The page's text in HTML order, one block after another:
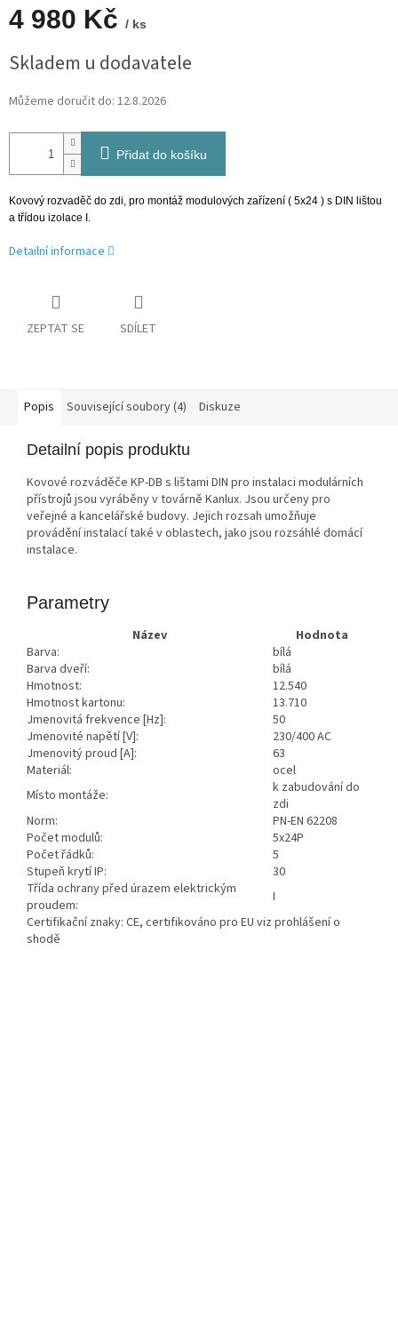
4 980 Kč / ks
cena:
Skladem u dodavatele
Můžeme doručit do: 12.8.2026
Přidat do košíku
Kovový rozvaděč do zdi, pro montáž modulových zařízení ( 5x24 ) s DIN lištou
a třídou izolace I.
Detailní informace
ZEPTAT SE SDÍLET
Popis Související soubory (4) Diskuze
Detailní popis produktu
Kovové rozváděče KP-DB s lištami DIN pro instalaci modulárních
přístrojů jsou vyráběny v továrně Kanlux. Jsou určeny pro
veřejné a kancelářské budovy. Jejich rozsah umožňuje
provádění instalací také v oblastech, jako jsou rozsáhlé domácí
instalace.
Parametry
Název
Hodnota
Barva:
bílá
Barva dveří:
bílá
Hmotnost:
12.540
Hmotnost kartonu:
13.710
Jmenovitá frekvence [Hz]:
50
Jmenovité napětí [V]:
230/400 AC
Jmenovitý proud [A]:
63
Materiál:
ocel
Místo montáže:
k zabudování do
zdi
Norm:
PN-EN 62208
Počet modulů:
5x24P
Počet řádků:
5
Stupeň krytí IP:
30
Třída ochrany před úrazem elektrickým
proudem:
I
Certifikační znaky: CE, certifikováno pro EU viz prohlášení o
shodě